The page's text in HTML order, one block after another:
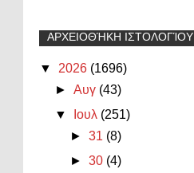
ΑΡΧΕΙΟΘΉΚΗ ΙΣΤΟΛΟΓΊΟΥ
▼ 2026 (1696)
►Αυγ (43)
▼
Ιουλ (251)
►31 (8)
►30 (4)